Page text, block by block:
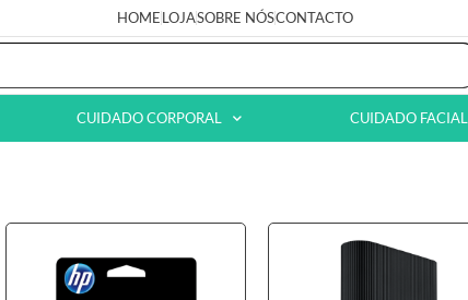
HOMELOJASOBRE NÓSCONTACTO
CUIDADO CORPORAL CUIDADO FACIAL